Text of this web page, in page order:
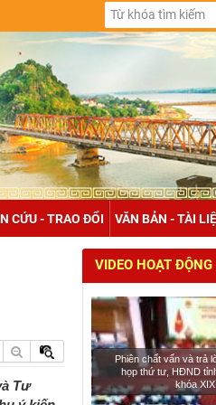
CỨU - TRAO ĐỔI VĂN BẢN - TÀI
Tư
VIDEO HOẠT ĐỘNG
Phiên chất vấn và trả
họp thứ tư, HĐND
khóa XIX